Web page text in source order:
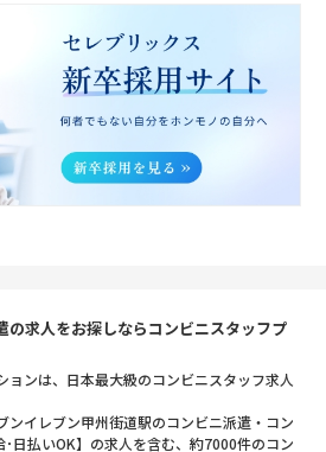
の求人をお探しならコンビニスタッフプ
ョンは、日本最大級のコンビニスタッフ求人
ンイレブン甲州街道駅のコンビニ派遣・コン
･日払いOK】の求人を含む、約7000件のコン